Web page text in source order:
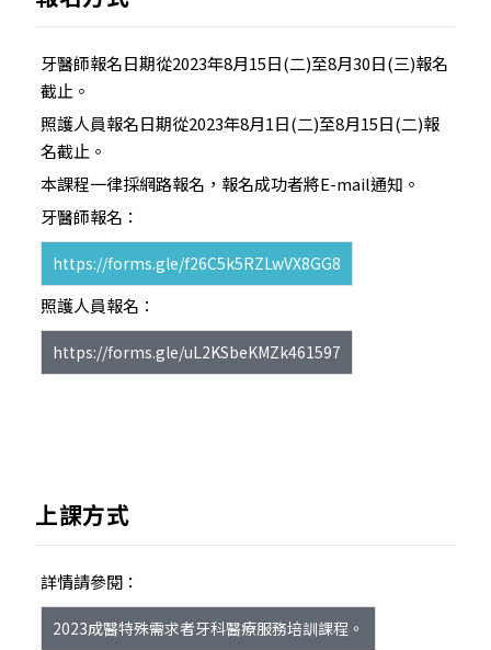
牙醫師報名日期從2023年8月15日(二)至8月30日(三)報名
截止。
照護人員報名日期從2023年8月1日(二)至8月15日(二)報
名截止。
本課程一律採網路報名，報名成功者將E-mail通知。
牙醫師報名：
https://forms.gle/f26C5k5RZLwVX8GG8
照護人員報名：
https://forms.gle/uL2KSbeKMZk461597
上課方式
詳情請參閱：
2023成醫特殊需求者牙科醫療服務培訓課程。